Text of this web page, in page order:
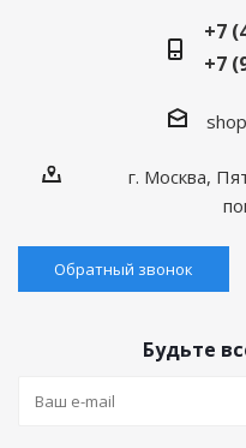
+7
+7
г. Москва,
Обратный звонок
Будьте